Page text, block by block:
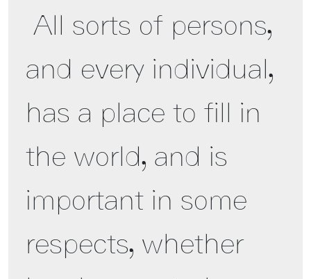
and every individual,
has a place to fill in
the world, and is
important in some
respects, whether